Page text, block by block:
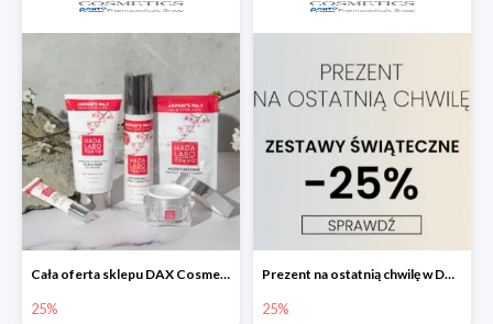
Cała oferta sklepu DAX Cosmetics -25%
25%
Prezent na ostatnią chwilę w DAX Cosmetics -25%
25%